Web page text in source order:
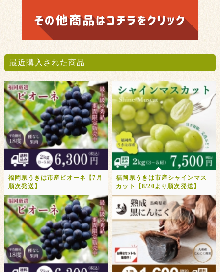
最近購入された商品
福岡県うきは市産ピオーネ【7月
順次発送】
福岡県うきは市産シャインマス
カット【8/20より順次発送】